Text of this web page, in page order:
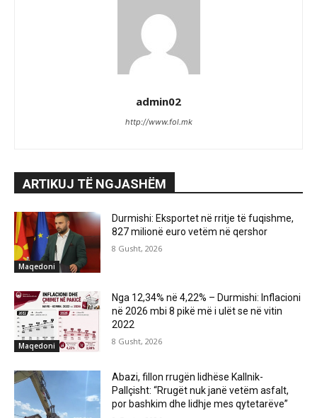
admin02
http://www.fol.mk
ARTIKUJ TË NGJASHËM
Maqedoni
Durmishi: Eksportet në rritje të fuqishme,
827 milionë euro vetëm në qershor
8 Gusht, 2026
Maqedoni
Nga 12,34% në 4,22% – Durmishi: Inflacioni
në 2026 mbi 8 pikë më i ulët se në vitin
2022
8 Gusht, 2026
Abazi, fillon rrugën lidhëse Kallnik-
Pallçisht: “Rrugët nuk janë vetëm asfalt,
por bashkim dhe lidhje mes qytetarëve”